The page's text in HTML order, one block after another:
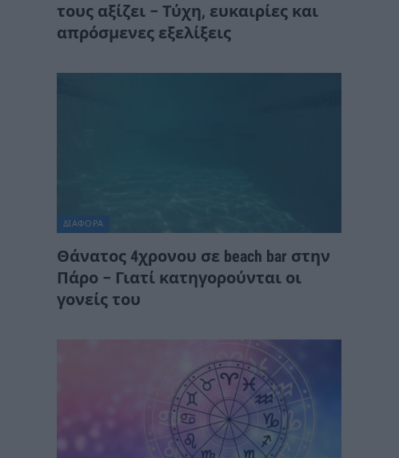
τους αξίζει – Τύχη, ευκαιρίες και
απρόσμενες εξελίξεις
ΔΙΆΦΟΡΑ
Θάνατος 4χρονου σε beach bar στην
Πάρο – Γιατί κατηγορούνται οι
γονείς του